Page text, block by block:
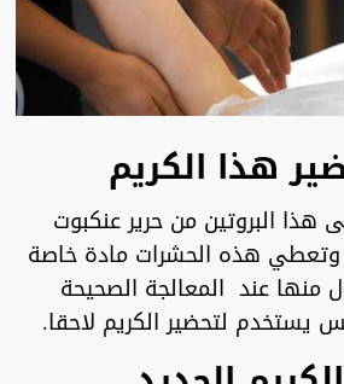
هذا الكريم
البروتين من حرير عنكبوت
وتعطي هذه الحشرات مادة خاصة
منها عند المعالجة الصحيحة
يستخدم لتحضير الكريم لاحقا.